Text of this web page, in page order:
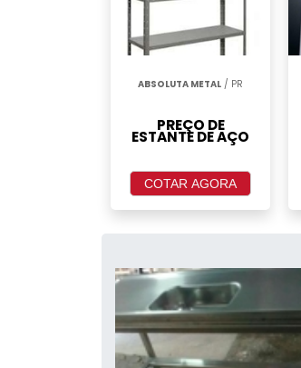
ABSOLUTA METAL / PR
PREÇO DE
ESTANTE DE AÇO
COTAR AGORA